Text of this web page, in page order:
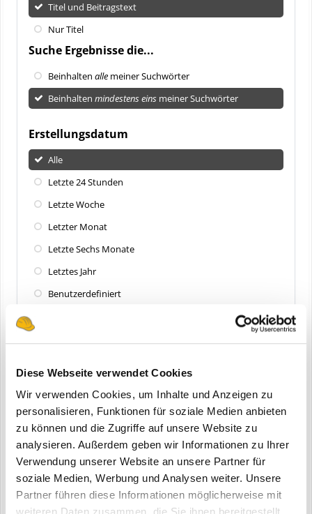
Diese Webseite verwendet Cookies
Wir verwenden Cookies, um Inhalte und Anzeigen zu
personalisieren, Funktionen für soziale Medien anbieten
zu können und die Zugriffe auf unsere Website zu
analysieren. Außerdem geben wir Informationen zu Ihrer
Verwendung unserer Website an unsere Partner für
soziale Medien, Werbung und Analysen weiter. Unsere
Partner führen diese Informationen möglicherweise mit
Titel und Beitragstext
Nur Titel
Suche Ergebnisse die...
Beinhalten alle meiner Suchwörter
Beinhalten mindestens eins meiner Suchwörter
Erstellungsdatum
Alle
Letzte 24 Stunden
Letzte Woche
Letzter Monat
Letzte Sechs Monate
Letztes Jahr
Benutzerdefiniert
Zuletzt aktualisiert
Letzte 24 Stunden
Letzte Woche
Letzter Monat
Letzte Sechs Monate
Letztes Jahr
Benutzerdefiniert